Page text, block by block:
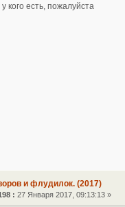
есть, пожалуйста
и флудилок. (2017)
: 27 Января 2017, 09:13:13 »